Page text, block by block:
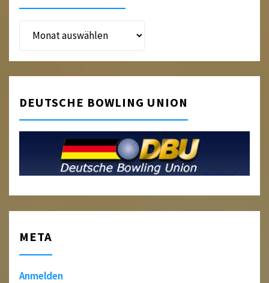
Beitragsarchiv
DEUTSCHE BOWLING UNION
META
Anmelden